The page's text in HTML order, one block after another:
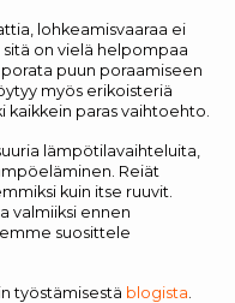
lohkeamisvaaraa ei
sitä on vielä helpompaa
puun poraamiseen
myös erikoisteriä
paras vaihtoehto.
lämpötilavaihteluita,
Reiät
kuin itse ruuvit.
valmiiksi ennen
suosittele
työstämisestä blogista